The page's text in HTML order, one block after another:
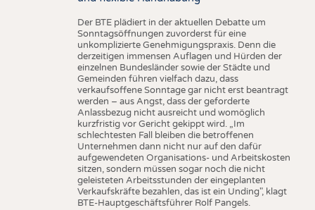
Der BTE plädiert in der aktuellen Debatte um
Sonntagsöffnungen zuvorderst für eine
unkomplizierte Genehmigungspraxis. Denn die
derzeitigen immensen Auflagen und Hürden der
einzelnen Bundesländer sowie der Städte und
Gemeinden führen vielfach dazu, dass
verkaufsoffene Sonntage gar nicht erst beantragt
werden – aus Angst, dass der geforderte
Anlassbezug nicht ausreicht und womöglich
kurzfristig vor Gericht gekippt wird. „Im
schlechtesten Fall bleiben die betroffenen
Unternehmen dann nicht nur auf den dafür
aufgewendeten Organisations- und Arbeitskosten
sitzen, sondern müssen sogar noch die nicht
geleisteten Arbeitsstunden der eingeplanten
Verkaufskräfte bezahlen, das ist ein Unding", klagt
BTE-Hauptgeschäftsführer Rolf Pangels.